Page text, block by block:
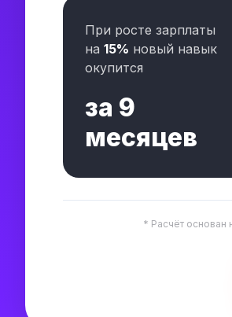
При росте зарплаты
на 15% новый навык
окупится
за 9
месяцев
* Расчёт основан